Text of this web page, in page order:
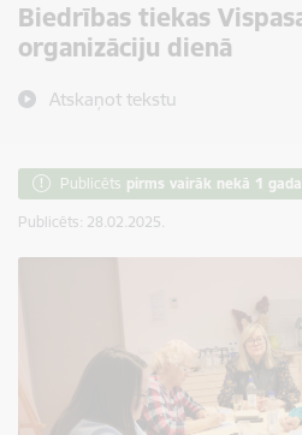
Biedrības tiekas
organizāciju dienā
Atskaņot tekstu
Publicēts pirms vairāk nekā 1 gada
Publicēts: 28.02.2025.